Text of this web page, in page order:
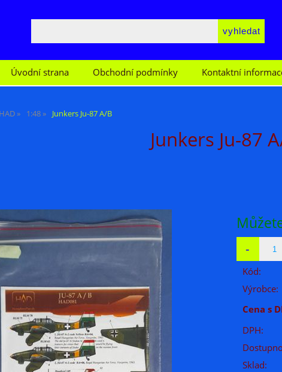
Úvodní strana Obchodní podmínky Kontaktní
HAD 1:48 Junkers Ju-87 A/B
Junkers Ju-87
Kód:
Výrobce:
Cena s
DPH:
Sklad: